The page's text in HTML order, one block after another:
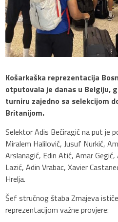
Košarkaška reprezentacija
otputovala je danas u Belgiju,
turniru zajedno sa selekcijom
Britanijom.
Selektor Adis Bećiragić na put je
Miralem Halilović, Jusuf Nurkić,
Arslanagić, Edin Atić, Amar
Lazić, Adin Vrabac, Xavier
Hrelja.
Šef stručnog štaba Zmajeva
reprezentacijom važne provjere: